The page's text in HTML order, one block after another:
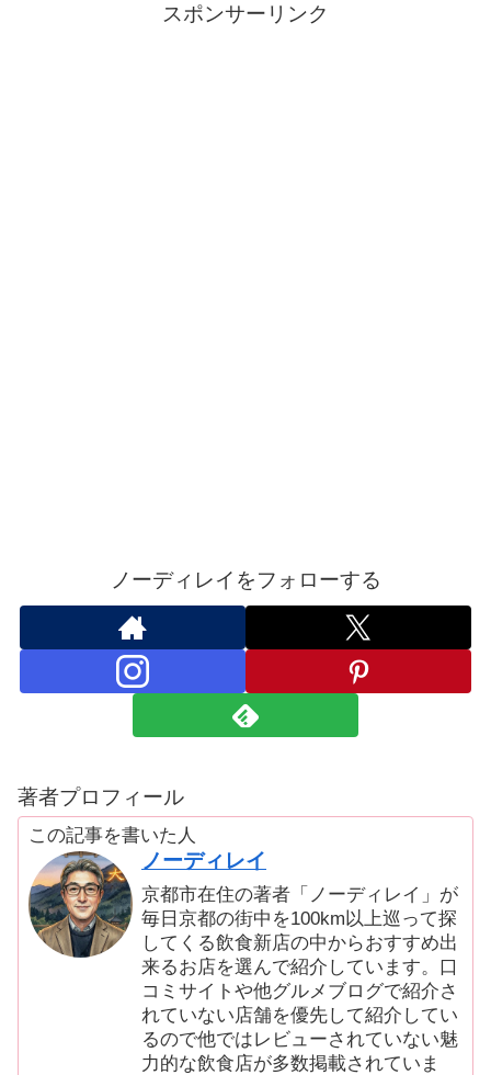
スポンサーリンク
ノーディレイをフォローする
著者プロフィール
この記事を書いた人
ノーディレイ
京都市在住の著者「ノーディレイ」が
毎日京都の街中を100km以上巡って探
してくる飲食新店の中からおすすめ出
来るお店を選んで紹介しています。口
コミサイトや他グルメブログで紹介さ
れていない店舗を優先して紹介してい
るので他ではレビューされていない魅
力的な飲食店が多数掲載されていま